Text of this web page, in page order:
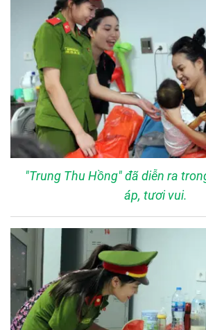
"Trung Thu Hồng" đã diễn ra
áp, tươi vui.